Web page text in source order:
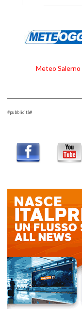
Meteo Salerno
#pubblicità#